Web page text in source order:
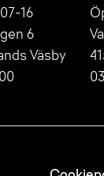
16
6
Väsby